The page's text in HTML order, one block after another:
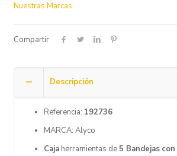
Nuestras Marcas
Compartir
Descripción
Referencia: 192736
MARCA: Alyco
Caja herramientas de 5 Bandejas con